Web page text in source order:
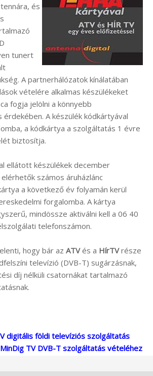
és
tunert
A partnerhálózatok kínálatában
vételére alkalmas készülékeket
fogja jelölni a könnyebb
A készülék kódkártyával
a kódkártya a szolgáltatás 1 évre
biztosítja.
ellátott készülékek december
számos áruházlánc
a következő év folyamán kerül
forgalomba. A kártya
mindössze aktiválni kell a 06 40
telefonszámon.
hogy bár az ATVés a HírTVrésze
televízió (DVB-T) sugárzásnak,
díj nélküli csatornákat tartalmazó
digitális földi televíziós szolgáltatás
TV DVB-T szolgáltatás vételéhez